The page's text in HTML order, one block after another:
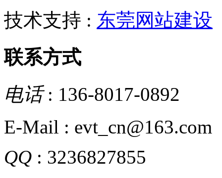
技术支持 : 东莞网站建设
联系方式
电话: 136-8017-0892
E-Mail : evt_cn@163.com
QQ : 3236827855